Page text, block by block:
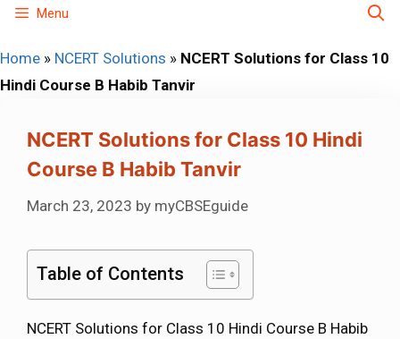
Skip
content
Menu
Home » NCERT Solutions » NCERT Solutions for Class 10
Hindi Course B Habib Tanvir
NCERT Solutions for Class 10 Hindi
Course B Habib Tanvir
March 23, 2023 by myCBSEguide
Table of Contents
NCERT Solutions for Class 10 Hindi Course B Habib